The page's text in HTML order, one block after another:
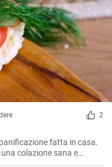
2
fatta in casa.
colazione sana e